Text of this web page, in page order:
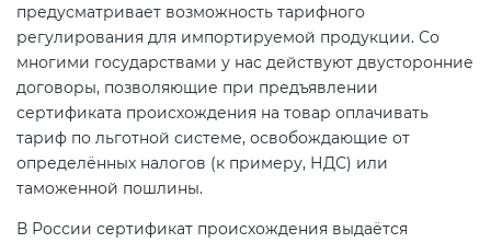
предусматривает возможность тарифного
регулирования для импортируемой продукции. Со
многими государствами у нас действуют двусторонние
договоры, позволяющие при предъявлении
сертификата происхождения на товар оплачивать
тариф по льготной системе, освобождающие от
определённых налогов (к примеру, НДС) или
таможенной пошлины.
В России сертификат происхождения выдаётся
Сертификация ресурсов
Остальное
БАДы
Декларирование оборудования
по схеме 5Д (ТР ТС 010)
Декларирование пищевой
продукции (ТР ТС 021)
продукции (ТР ЕАЭС 047)